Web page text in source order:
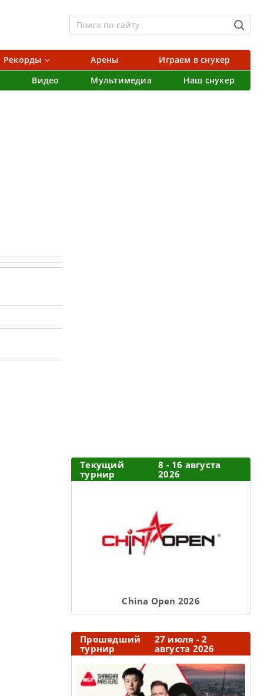
Рекорды Арены
Играем в снукер
Видео Мультимедиа Наш снукер
Текущий
турнир
8 - 16 августа
2026
Сhina Open 2026
Прошедший
турнир
27 июля - 2
августа 2026